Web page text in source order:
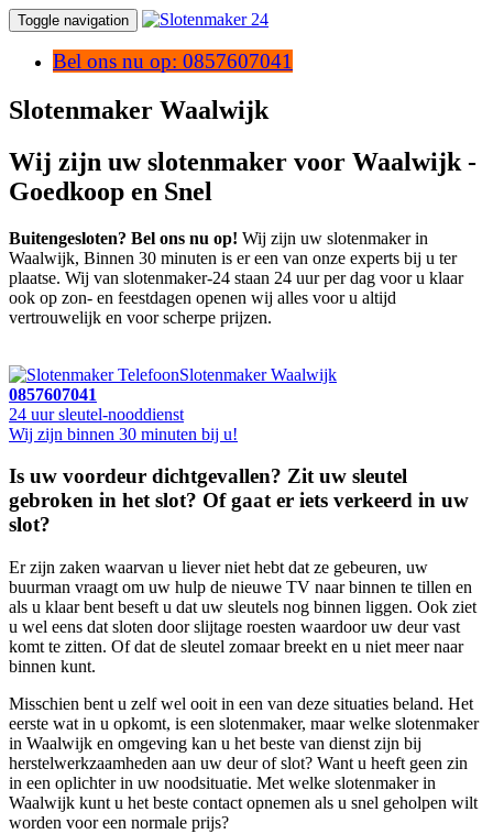
Toggle navigation
Bel ons nu op: 0857607041
Slotenmaker Waalwijk
Wij zijn uw slotenmaker voor Waalwijk -
Goedkoop en Snel
Buitengesloten? Bel ons nu op! Wij zijn uw slotenmaker in
Waalwijk, Binnen 30 minuten is er een van onze experts bij u ter
plaatse. Wij van slotenmaker-24 staan 24 uur per dag voor u klaar
ook op zon- en feestdagen openen wij alles voor u altijd
vertrouwelijk en voor scherpe prijzen.
Slotenmaker Waalwijk
0857607041
24 uur sleutel-nooddienst
Wij zijn binnen 30 minuten bij u!
Is uw voordeur dichtgevallen? Zit uw sleutel
gebroken in het slot? Of gaat er iets verkeerd in uw
slot?
Er zijn zaken waarvan u liever niet hebt dat ze gebeuren, uw
buurman vraagt om uw hulp de nieuwe TV naar binnen te tillen en
als u klaar bent beseft u dat uw sleutels nog binnen liggen. Ook ziet
u wel eens dat sloten door slijtage roesten waardoor uw deur vast
komt te zitten. Of dat de sleutel zomaar breekt en u niet meer naar
binnen kunt.
Misschien bent u zelf wel ooit in een van deze situaties beland. Het
eerste wat in u opkomt, is een slotenmaker, maar welke slotenmaker
in Waalwijk en omgeving kan u het beste van dienst zijn bij
herstelwerkzaamheden aan uw deur of slot? Want u heeft geen zin
in een oplichter in uw noodsituatie. Met welke slotenmaker in
Waalwijk kunt u het beste contact opnemen als u snel geholpen wilt
worden voor een normale prijs?